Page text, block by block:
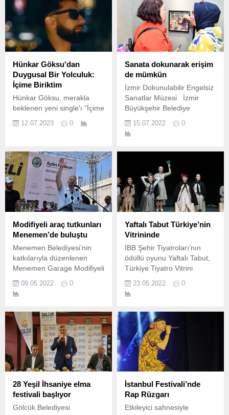
Hünkar Göksu'dan
Duygusal Bir Yolculuk:
İçime Biriktim
Hünkar Göksu, merakla
beklenen yeni single'ı "İçime
Biriktim" ile dinleyicileri bir
kez daha etkilemeyi
12.07.2023 0
Sanata dokunarak erişim
de mümkün
İzmir Dokunulabilir Engelsiz
Sanatlar Müzesi İzmir
Büyükşehir Belediye
Başkanı Tunç Soyer’in
“Başka Bir Engelli Politikası
Mümkün” vizyonu
Büyükşehir Belediyes,
engelli bireyleri sanatla
buluşturmaya devam ediyor.
15.07.2022 0
Modifiyeli araç tutkunları
Menemen’de buluştu
Menemen Belediyesi’nin
katkılarıyla düzenlenen
Menemen Garage Modifiyeli
üzerinde araç katıldı.
09.05.2022 0
Yaftalı Tabut Türkiye’nin
Vitrininde
İBB Şehir Tiyatroları’nın
ödüllü oyunu Yaftalı Tabut,
Türkiye Tiyatro Vitrini
25 Mayıs’ta Müze Gazhane
Prof.
23.05.2022 0
28 Yeşil İhsaniye elma
festivali başlıyor
Gölcük Belediyesi
İstanbul Festivali’nde
Rap Rüzgarı
Etkileyici sahnesiyle